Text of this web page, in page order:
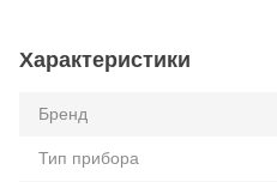
Характеристики
Бренд
Тип прибора